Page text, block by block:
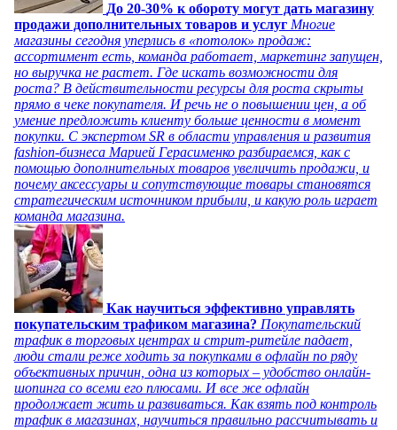
До 20-30% к обороту могут дать магазину
продажи дополнительных товаров и услуг Многие
магазины сегодня уперлись в «потолок» продаж:
ассортимент есть, команда работает, маркетинг запущен,
но выручка не растет. Где искать возможности для
роста? В действительности ресурсы для роста скрыты
прямо в чеке покупателя. И речь не о повышении цен, а об
умение предложить клиенту больше ценности в момент
покупки. С экспертом SR в области управления и развития
fashion-бизнеса Марией Герасименко разбираемся, как с
помощью дополнительных товаров увеличить продажи, и
почему аксессуары и сопутствующие товары становятся
стратегическим источником прибыли, и какую роль играет
команда магазина.
Как научиться эффективно управлять
покупательским трафиком магазина? Покупательский
трафик в торговых центрах и стрит-ритейле падает,
люди стали реже ходить за покупками в офлайн по ряду
объективных причин, одна из которых – удобство онлайн-
шопинга со всеми его плюсами. И все же офлайн
продолжает жить и развиваться. Как взять под контроль
трафик в магазинах, научиться правильно рассчитывать и